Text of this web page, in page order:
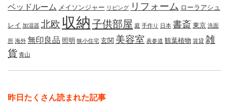
ベッドルーム メイソンジャー リビング リフォーム ローラアシュ
レイ 加湿器 北欧 収納 子供部屋 庭 手作り 日本 書斎 東京 洗面
所 海外 無印良品 照明 狭小住宅 玄関 美容室 表参道 観葉植物 賃貸 雑
貨 青山
昨日たくさん読まれた記事